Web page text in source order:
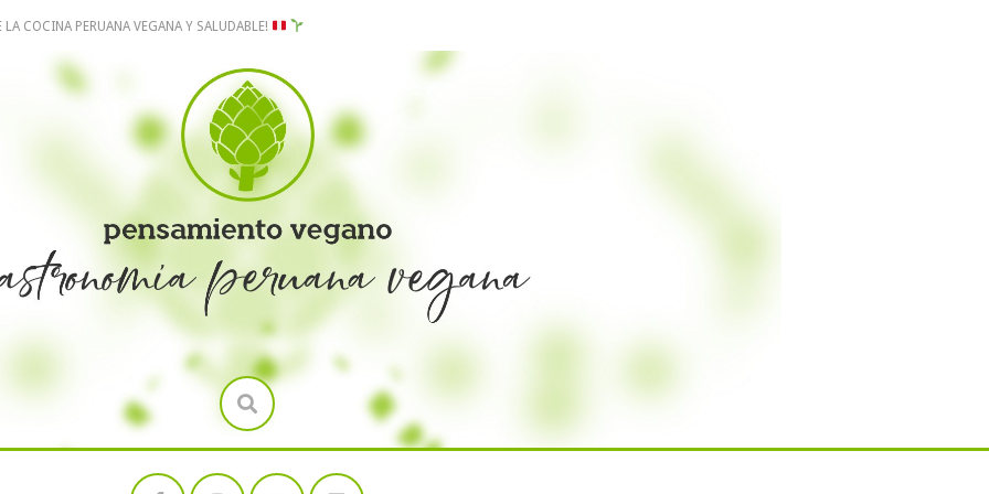
LA COCINA PERUANA VEGANA Y SALUDABLE!